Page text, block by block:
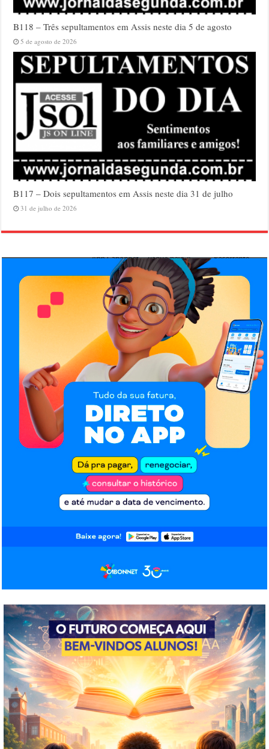
B118 – Três sepultamentos em Assis neste dia 5 de agosto
5 de agosto de 2026
B117 – Dois sepultamentos em Assis neste dia 31 de julho
31 de julho de 2026